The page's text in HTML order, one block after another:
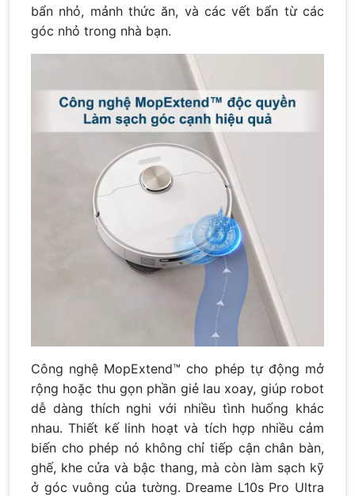
bẩn nhỏ, mảnh thức ăn, và các vết bẩn từ các
góc nhỏ trong nhà bạn.
Công nghệ MopExtend™ cho phép tự động mở
rộng hoặc thu gọn phần giẻ lau xoay, giúp robot
dễ dàng thích nghi với nhiều tình huống khác
nhau. Thiết kế linh hoạt và tích hợp nhiều cảm
biến cho phép nó không chỉ tiếp cận chân bàn,
ghế, khe cửa và bậc thang, mà còn làm sạch kỹ
ở góc vuông của tường. Dreame L10s Pro Ultra